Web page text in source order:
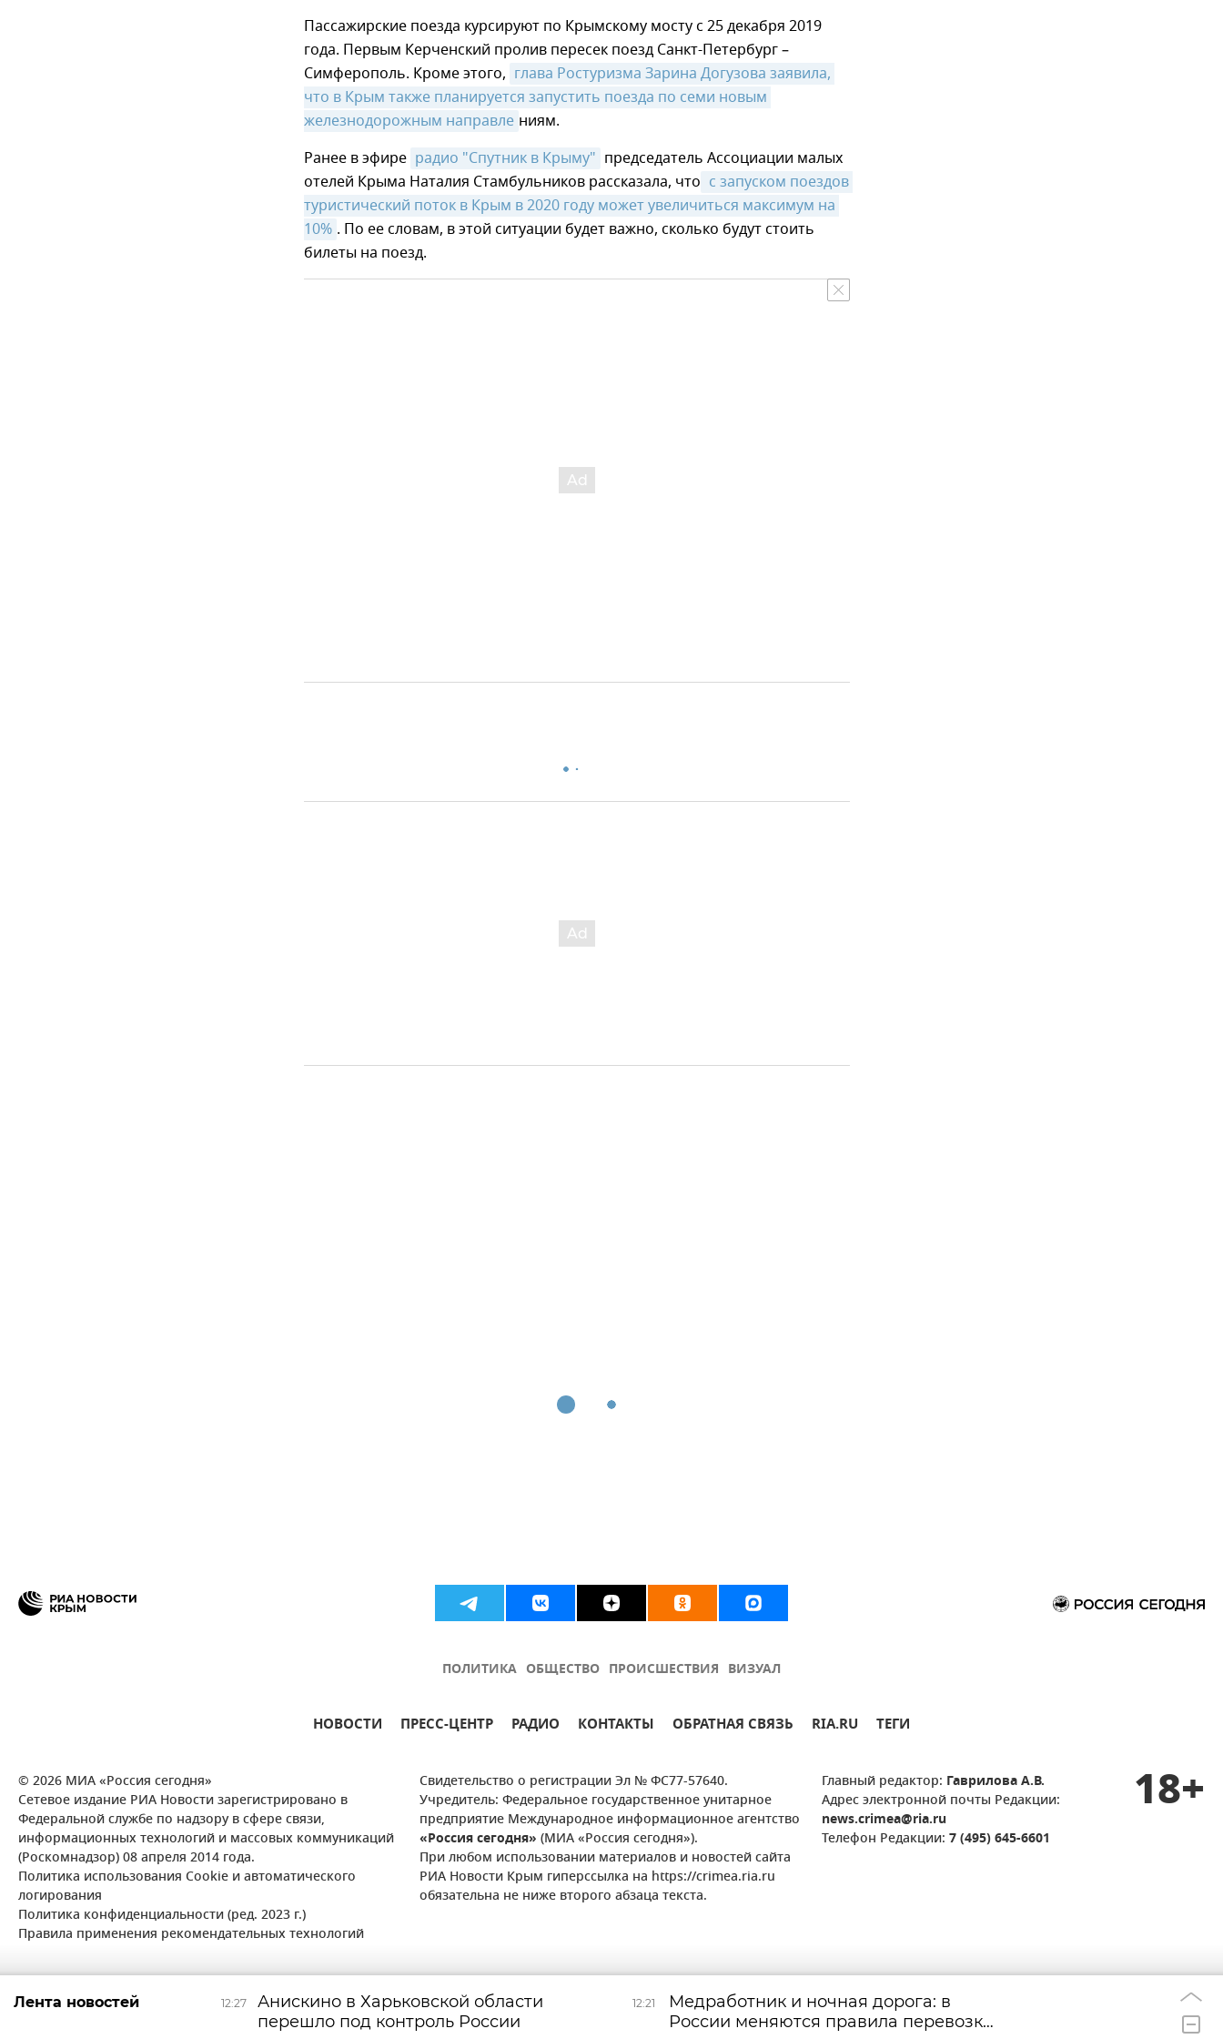
Пассажирские поезда курсируют по Крымскому мосту с 25 декабря 2019
года. Первым Керченский пролив пересек поезд Санкт-Петербург –
Симферополь. Кроме этого, глава Ростуризма Зарина Догузова заявила,
что в Крым также планируется запустить поезда по семи новым
железнодорожным направле ниям.
Ранее в эфире радио "Спутник в Крыму" председатель Ассоциации малых
отелей Крыма Наталия Стамбульников рассказала, что с запуском поездов
туристический поток в Крым в 2020 году может увеличиться максимум на
10% . По ее словам, в этой ситуации будет важно, сколько будут стоить
билеты на поезд.
ПОЛИТИКА ОБЩЕСТВО ПРОИСШЕСТВИЯ ВИЗУАЛ
НОВОСТИ ПРЕСС-ЦЕНТР РАДИО КОНТАКТЫ ОБРАТНАЯ СВЯЗЬ RIA.RU ТЕГИ
© 2026 МИА «Россия сегодня»
Сетевое издание РИА Новости зарегистрировано в
Федеральной службе по надзору в сфере связи,
информационных технологий и массовых коммуникаций
(Роскомнадзор) 08 апреля 2014 года.
Политика использования Cookie и автоматического
логирования
Политика конфиденциальности (ред. 2023 г.)
Правила применения рекомендательных технологий
Свидетельство о регистрации Эл № ФС77-57640.
Учредитель: Федеральное государственное унитарное
предприятие Международное информационное агентство
«Россия сегодня» (МИА «Россия сегодня»).
При любом использовании материалов и новостей сайта
РИА Новости Крым гиперссылка на https://crimea.ria.ru
обязательна не ниже второго абзаца текста.
Главный редактор: Гаврилова А.В.
Адрес электронной почты Редакции:
news.crimea@ria.ru
Телефон Редакции: 7 (495) 645-6601
18+
12:27
Анискино в Харьковской области
перешло под контроль России
12:21
Медработник и ночная дорога: в
России меняются правила перевозки
Бахчисарае –
Лента новостей